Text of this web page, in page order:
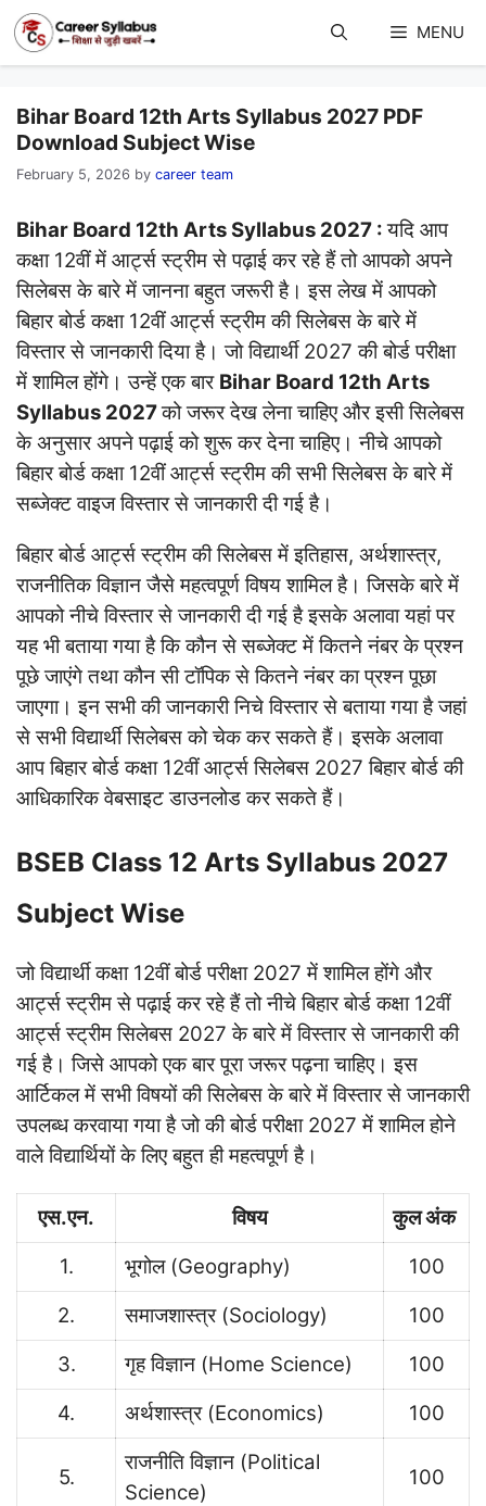
content
MENU
Bihar Board 12th Arts Syllabus 2027 PDF
Download Subject Wise
February 5, 2026 by career team
Bihar Board 12th Arts Syllabus 2027 :यदि आप
कक्षा 12वीं में आर्ट्स स्ट्रीम से पढ़ाई कर रहे हैं तो आपको अपने
सिलेबस के बारे में जानना बहुत जरूरी है। इस लेख में आपको
बिहार बोर्ड कक्षा 12वीं आर्ट्स स्ट्रीम की सिलेबस के बारे में
विस्तार से जानकारी दिया है। जो विद्यार्थी 2027 की बोर्ड परीक्षा
में शामिल होंगे। उन्हें एक बार Bihar Board 12th Arts
Syllabus 2027को जरूर देख लेना चाहिए और इसी सिलेबस
के अनुसार अपने पढ़ाई को शुरू कर देना चाहिए। नीचे आपको
बिहार बोर्ड कक्षा 12वीं आर्ट्स स्ट्रीम की सभी सिलेबस के बारे में
सब्जेक्ट वाइज विस्तार से जानकारी दी गई है।
बिहार बोर्ड आर्ट्स स्ट्रीम की सिलेबस में इतिहास, अर्थशास्त्र,
राजनीतिक विज्ञान जैसे महत्वपूर्ण विषय शामिल है। जिसके बारे में
आपको नीचे विस्तार से जानकारी दी गई है इसके अलावा यहां पर
यह भी बताया गया है कि कौन से सब्जेक्ट में कितने नंबर के प्रश्न
पूछे जाएंगे तथा कौन सी टॉपिक से कितने नंबर का प्रश्न पूछा
जाएगा। इन सभी की जानकारी निचे विस्तार से बताया गया है जहां
से सभी विद्यार्थी सिलेबस को चेक कर सकते हैं। इसके अलावा
आप बिहार बोर्ड कक्षा 12वीं आर्ट्स सिलेबस 2027 बिहार बोर्ड की
आधिकारिक वेबसाइट डाउनलोड कर सकते हैं।
BSEB Class 12 Arts Syllabus 2027
Subject Wise
जो विद्यार्थी कक्षा 12वीं बोर्ड परीक्षा 2027 में शामिल होंगे और
आर्ट्स स्ट्रीम से पढ़ाई कर रहे हैं तो नीचे बिहार बोर्ड कक्षा 12वीं
आर्ट्स स्ट्रीम सिलेबस 2027 के बारे में विस्तार से जानकारी की
गई है। जिसे आपको एक बार पूरा जरूर पढ़ना चाहिए। इस
आर्टिकल में सभी विषयों की सिलेबस के बारे में विस्तार से जानकारी
उपलब्ध करवाया गया है जो की बोर्ड परीक्षा 2027 में शामिल होने
वाले विद्यार्थियों के लिए बहुत ही महत्वपूर्ण है।
एस.एन. विषय
कुल अंक
1.
भूगोल (Geography)
100
2.
समाजशास्त्र (Sociology)
100
3.
गृह विज्ञान (Home Science)
100
4.
अर्थशास्त्र (Economics) 100
5.
राजनीति विज्ञान (Political
Science)
100